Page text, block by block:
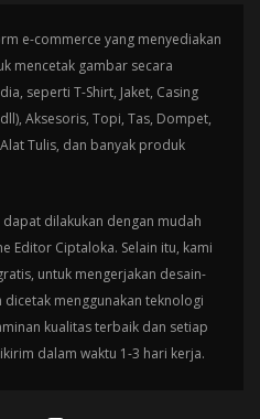
e-commerce yang menyediakan
mencetak gambar secara
seperti T-Shirt, Jaket, Casing
Aksesoris, Topi, Tas, Dompet,
Tulis, dan banyak produk
dilakukan dengan mudah
Editor Ciptaloka. Selain itu, kami
untuk mengerjakan desain-
menggunakan teknologi
kualitas terbaik dan setiap
dalam waktu 1-3 hari kerja.